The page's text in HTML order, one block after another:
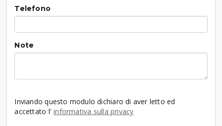
Telefono
Note
Inviando questo modulo dichiaro di aver letto ed
accettato l'informativa sulla privacy